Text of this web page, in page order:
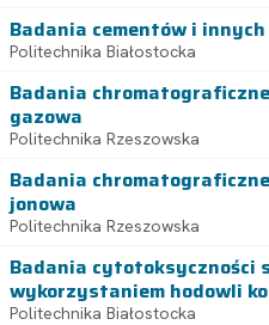
Badania cementów i
Politechnika Białostocka
Badania
gazowa
Politechnika Rzeszowska
Badania
jonowa
Politechnika Rzeszowska
Badania cytotoksyczności
wykorzystaniem hodowli
Politechnika Białostocka